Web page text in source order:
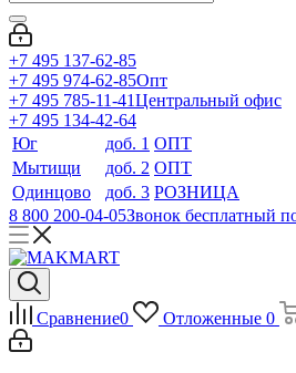
+7 495 137-62-85
+7 495 974-62-85Опт
+7 495 785-11-41Центральный офис
+7 495 134-42-64
Юг
доб. 1 ОПТ
Мытищи
доб. 2 ОПТ
Одинцово
доб. 3 РОЗНИЦА
8 800 200-04-05Звонок бесплатный
Сравнение0 Отложенные 0